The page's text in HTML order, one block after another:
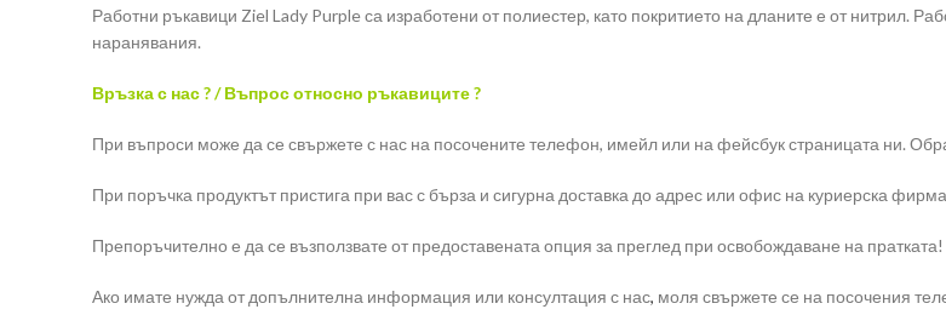
Работни ръкавици Ziel Lady Purple са изработени от полиестер, като покритието на дланите е от нитрил.
наранявания.
Връзка с нас ? / Въпрос относно ръкавиците ?
При въпроси може да се свържете с нас на посочените телефон, имейл или на фейсбук страницата ни.
При поръчка продуктът пристига при вас с бърза и сигурна доставка до адрес или офис на куриерска
Препоръчително е да се възползвате от предоставената опция за преглед при освобождаване на пратката!
Ако имате нужда от допълнителна информация или консултация с нас, моля свържете се на посочения